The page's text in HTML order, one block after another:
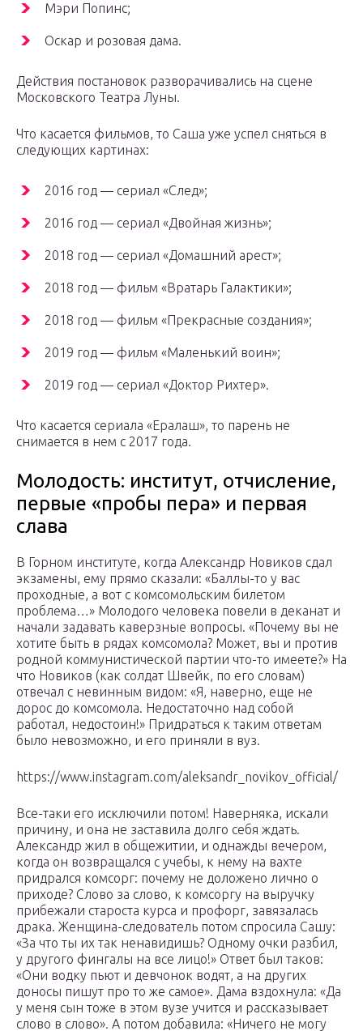
Мэри Попинс;
Оскар и розовая дама.
Действия постановок разворачивались на сцене
Московского Театра Луны.
Что касается фильмов, то Саша уже успел сняться в
следующих картинах:
2016 год — сериал «След»;
2016 год — сериал «Двойная жизнь»;
2018 год — сериал «Домашний арест»;
2018 год — фильм «Вратарь Галактики»;
2018 год — фильм «Прекрасные создания»;
2019 год — фильм «Маленький воин»;
2019 год — сериал «Доктор Рихтер».
Что касается сериала «Ералаш», то парень не
снимается в нем с 2017 года.
Молодость: институт, отчисление,
первые «пробы пера» и первая
слава
В Горном институте, когда Александр Новиков сдал
экзамены, ему прямо сказали: «Баллы-то у вас
проходные, а вот с комсомольским билетом
проблема…» Молодого человека повели в деканат и
начали задавать каверзные вопросы. «Почему вы не
хотите быть в рядах комсомола? Может, вы и против
родной коммунистической партии что-то имеете?» На
что Новиков (как солдат Швейк, по его словам)
отвечал с невинным видом: «Я, наверно, еще не
дорос до комсомола. Недостаточно над собой
работал, недостоин!» Придраться к таким ответам
было невозможно, и его приняли в вуз.
https://www.instagram.com/aleksandr_novikov_official/
Все-таки его исключили потом! Наверняка, искали
причину, и она не заставила долго себя ждать.
Александр жил в общежитии, и однажды вечером,
когда он возвращался с учебы, к нему на вахте
придрался комсорг: почему не доложено лично о
приходе? Слово за слово, к комсоргу на выручку
прибежали староста курса и профорг, завязалась
драка. Женщина-следователь потом спросила Сашу:
«За что ты их так ненавидишь? Одному очки разбил,
у другого фингалы на все лицо!» Ответ был таков:
«Они водку пьют и девчонок водят, а на других
доносы пишут про то же самое». Дама вздохнула: «Да
у меня сын тоже в этом вузе учится и рассказывает
слово в слово». А потом добавила: «Ничего не могу